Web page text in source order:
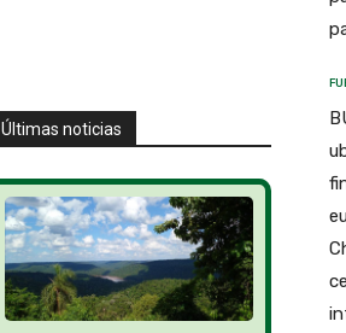
Últimas noticias